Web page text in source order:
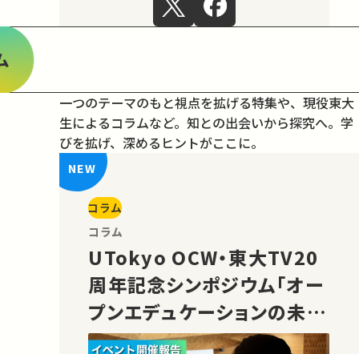
一つのテーマのもと視点を拡げる特集や、現役東大
生によるコラムなど。 知との出会いから探究へ。学
びを拡げ、深めるヒントがここに。
コラム
コラム
UTokyo OCW・東大TV20
周年記念シンポジウム「オー
プンエデュケーションの未
来」の様子をご紹介！